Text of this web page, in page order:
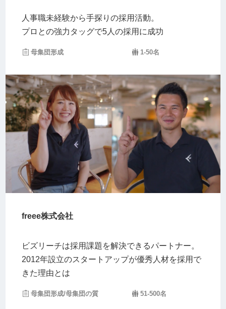
人事職未経験から手探りの採用活動。
プロとの強力タッグで5人の採用に成功
母集団形成 1-50名
freee株式会社
ビズリーチは採用課題を解決できるパートナー。
2012年設立のスタートアップが優秀人材を採用で
きた理由とは
母集団形成/母集団の質 51-500名